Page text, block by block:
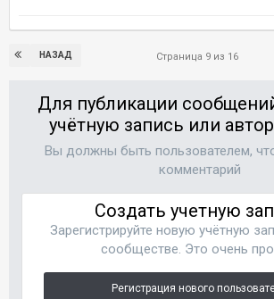
НАЗАД Страница 9 из 16
Для публикации
учётную запись или
Вы должны быть пользователем,
комментарий
Создать учетную
Зарегистрируйте новую учётную
сообществе. Это очень
Регистрация нового